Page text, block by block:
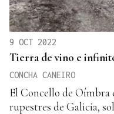
9 OCT 2022
Tierra de vino e
CONCHA CANEIRO
El Concello de Oímbra
rupestres de Galicia,